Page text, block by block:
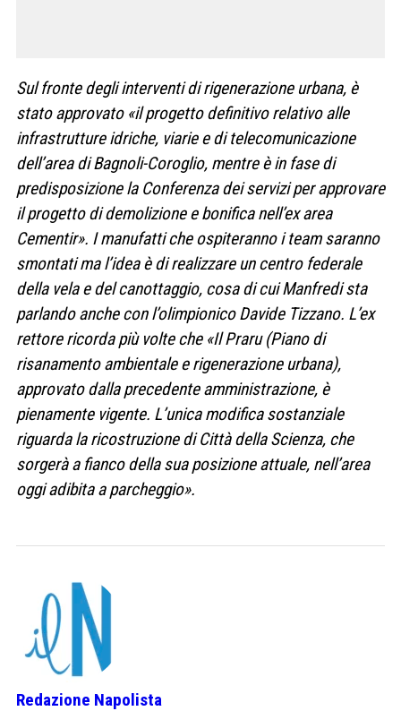
Sul fronte degli interventi di rigenerazione urbana, è
stato approvato «il progetto definitivo relativo alle
infrastrutture idriche, viarie e di telecomunicazione
dell’area di Bagnoli-Coroglio, mentre è in fase di
predisposizione la Conferenza dei servizi per approvare
il progetto di demolizione e bonifica nell’ex area
Cementir». I manufatti che ospiteranno i team saranno
smontati ma l’idea è di realizzare un centro federale
della vela e del canottaggio, cosa di cui Manfredi sta
parlando anche con l’olimpionico Davide Tizzano. L’ex
rettore ricorda più volte che «Il Praru (Piano di
risanamento ambientale e rigenerazione urbana),
approvato dalla precedente amministrazione, è
pienamente vigente. L’unica modifica sostanziale
riguarda la ricostruzione di Città della Scienza, che
sorgerà a fianco della sua posizione attuale, nell’area
oggi adibita a parcheggio».
Redazione Napolista